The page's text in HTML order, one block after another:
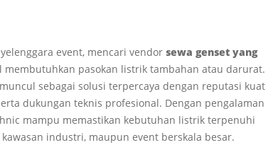
event, mencari vendor sewa genset yang
pasokan listrik tambahan atau darurat.
muncul sebagai solusi terpercaya dengan reputasi kuat
dukungan teknis profesional. Dengan pengalaman
mampu memastikan kebutuhan listrik terpenuhi
industri, maupun event berskala besar.